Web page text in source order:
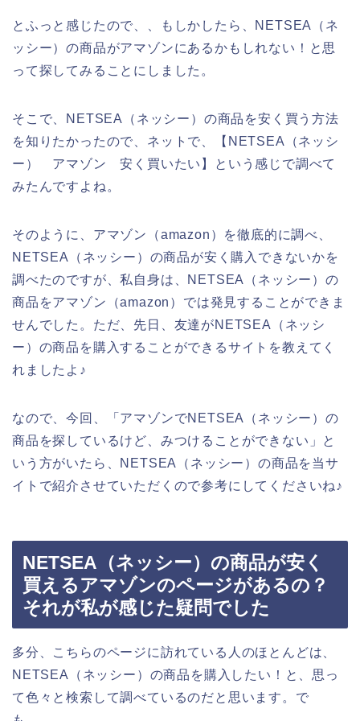
とふっと感じたので、、もしかしたら、NETSEA（ネ
ッシー）の商品がアマゾンにあるかもしれない！と思
って探してみることにしました。
そこで、NETSEA（ネッシー）の商品を安く買う方法
を知りたかったので、ネットで、【NETSEA（ネッシ
ー） アマゾン 安く買いたい】という感じで調べて
みたんですよね。
そのように、アマゾン（amazon）を徹底的に調べ、
NETSEA（ネッシー）の商品が安く購入できないかを
調べたのですが、私自身は、NETSEA（ネッシー）の
商品をアマゾン（amazon）では発見することができま
せんでした。ただ、先日、友達がNETSEA（ネッシ
ー）の商品を購入することができるサイトを教えてく
れましたよ♪
なので、今回、「アマゾンでNETSEA（ネッシー）の
商品を探しているけど、みつけることができない」と
いう方がいたら、NETSEA（ネッシー）の商品を当サ
イトで紹介させていただくので参考にしてくださいね♪
NETSEA（ネッシー）の商品が安く
買えるアマゾンのページがあるの？
それが私が感じた疑問でした
多分、こちらのページに訪れている人のほとんどは、
NETSEA（ネッシー）の商品を購入したい！と、思っ
て色々と検索して調べているのだと思います。で